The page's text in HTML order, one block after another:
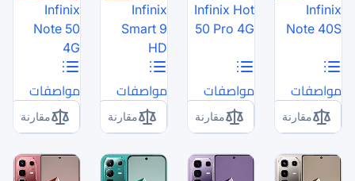
Infinix
Smart 9
مواصفات
مقارنة
Infinix
Note 50
مواصفات
مقارنة